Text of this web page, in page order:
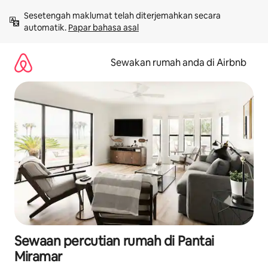
kandungan
Sesetengah maklumat telah diterjemahkan secara
automatik. Papar bahasa asal
Sewakan rumah anda di Airbnb
Sewaan percutian rumah di Pantai
Miramar